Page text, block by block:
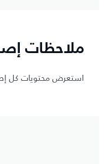
ملاحظات
استعرض محتويات كل